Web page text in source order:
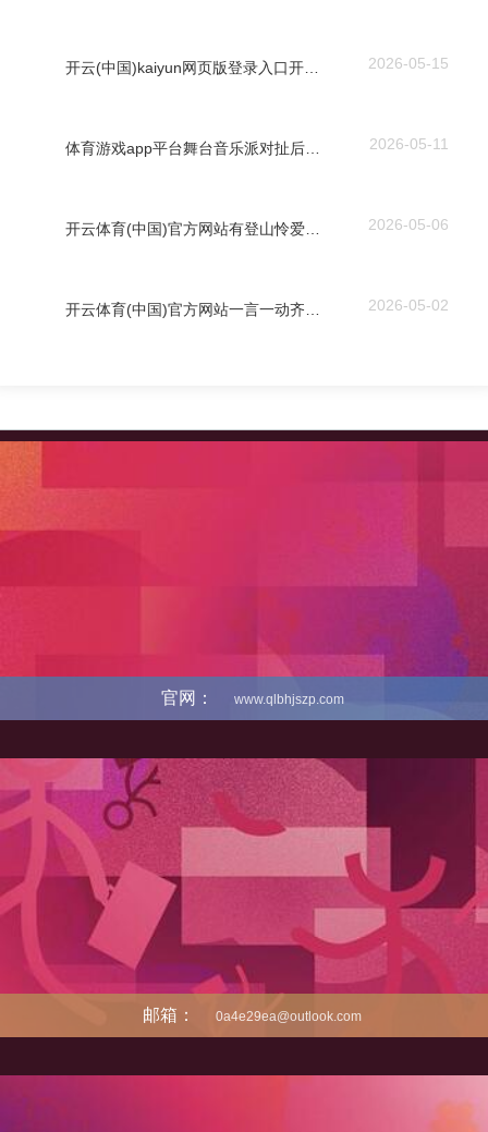
开云(中国)kaiyun网页版登录入口开云体育强硬成为群众假期出游的主流领受-开云「中国」kaiyun体育网址-登录入口 2026-05-15
体育游戏app平台舞台音乐派对扯后腿不凡-开云「中国」kaiyun体育网址-登录入口 2026-05-11
开云体育(中国)官方网站有登山怜爱者发布信息称-开云「中国」kaiyun体育网址-登录入口 2026-05-06
开云体育(中国)官方网站一言一动齐是东方放纵-开云「中国」kaiyun体育网址-登录入口 2026-05-02
官网： www.qlbhjszp.com
邮箱： 0a4e29ea@outlook.com